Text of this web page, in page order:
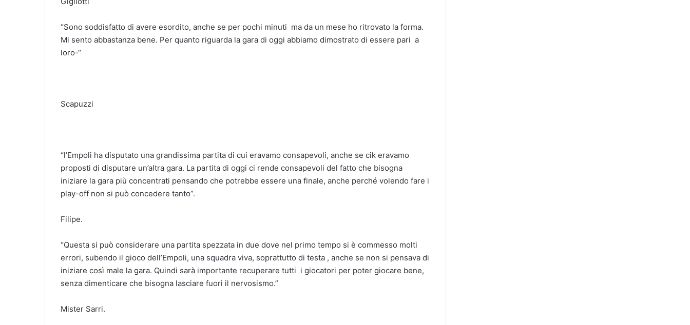
“Sono soddisfatto di avere esordito, anche se per pochi minuti ma da un mese ho ritrovato la forma.
Mi sento abbastanza bene. Per quanto riguarda la gara di oggi abbiamo dimostrato di essere pari a
loro-“
Scapuzzi
“l’Empoli ha disputato una grandissima partita di cui eravamo consapevoli, anche se cik eravamo
proposti di disputare un’altra gara. La partita di oggi ci rende consapevoli del fatto che bisogna
iniziare la gara più concentrati pensando che potrebbe essere una finale, anche perché volendo fare i
play-off non si può concedere tanto”.
Filipe.
“Questa si può considerare una partita spezzata in due dove nel primo tempo si è commesso molti
errori, subendo il gioco dell’Empoli, una squadra viva, soprattutto di testa , anche se non si pensava di
iniziare così male la gara. Quindi sarà importante recuperare tutti i giocatori per poter giocare bene,
senza dimenticare che bisogna lasciare fuori il nervosismo.”
Mister Sarri.